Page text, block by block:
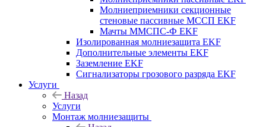
Молниеприемники секционные
стеновые пассивные МССП EKF
Мачты ММСПС-Ф EKF
Изолированная молниезащита EKF
Дополнительные элементы EKF
Заземление EKF
Сигнализаторы грозового разряда EKF
Услуги
Назад
Услуги
Монтаж молниезащиты